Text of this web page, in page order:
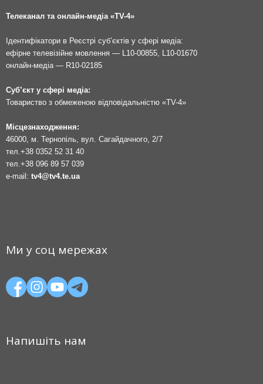
Телеканал та онлайн-медіа «TV-4»
Ідентифікатори в Реєстрі суб’єктів у сфері медіа:
ефірне телевізійне мовлення — L10-00855, L10-01670
онлайн-медіа — R10-02185
Суб’єкт у сфері медіа:
Товариство з обмеженою відповідальністю «TV-4»
Місцезнаходження:
46000, м. Тернопіль, вул. Сагайдачного, 2/7
тел. +38 0352 52 31 40
тел. +38 096 89 57 039
e-mail: tv4@tv4.te.ua
Ми у соц мережах
Напишіть нам